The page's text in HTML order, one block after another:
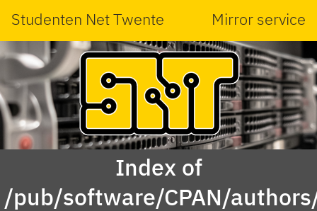
Studenten Net Twente Mirror service
Index of
/pub/software/CPAN/